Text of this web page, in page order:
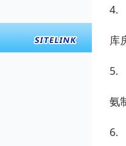
4.
库
5.
氨
6.